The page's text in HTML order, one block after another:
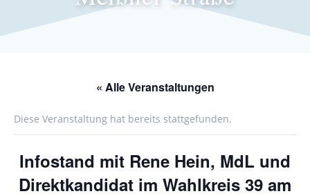
« Alle Veranstaltungen
Diese Veranstaltung hat bereits stattgefunden.
Infostand mit Rene Hein, MdL und
Direktkandidat im Wahlkreis 39 am